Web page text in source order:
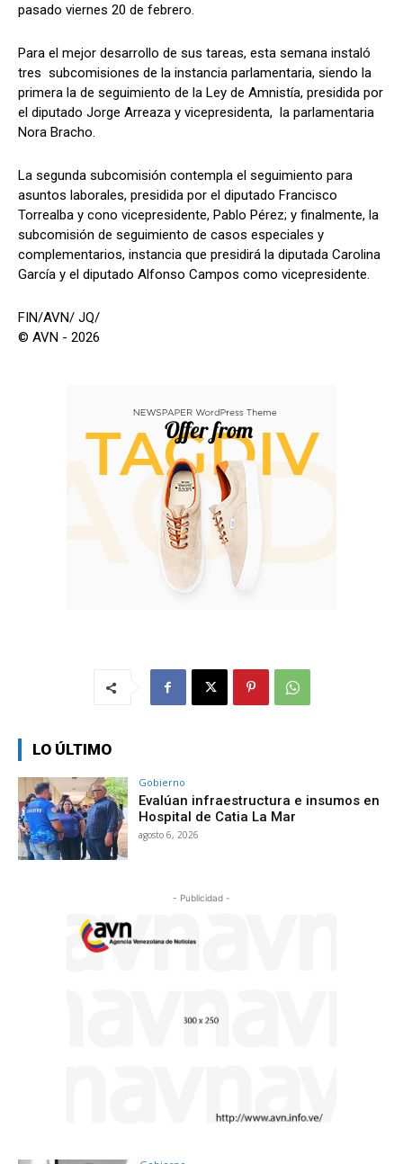
pasado viernes 20 de febrero.
Para el mejor desarrollo de sus tareas, esta semana instaló
tres subcomisiones de la instancia parlamentaria, siendo la
primera la de seguimiento de la Ley de Amnistía, presidida por
el diputado Jorge Arreaza y vicepresidenta, la parlamentaria
Nora Bracho.
La segunda subcomisión contempla el seguimiento para
asuntos laborales, presidida por el diputado Francisco
Torrealba y cono vicepresidente, Pablo Pérez; y finalmente, la
subcomisión de seguimiento de casos especiales y
complementarios, instancia que presidirá la diputada Carolina
García y el diputado Alfonso Campos como vicepresidente.
FIN/AVN/ JQ/
© AVN - 2026
LO ÚLTIMO
Gobierno
Evalúan infraestructura e insumos en
Hospital de Catia La Mar
agosto 6, 2026
- Publicidad -